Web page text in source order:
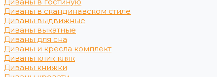
Диваны в скандинавском стиле
Диваны выдвижные
Диваны выкатные
Диваны для сна
Диваны и кресла комплект
Диваны клик кляк
Диваны книжки